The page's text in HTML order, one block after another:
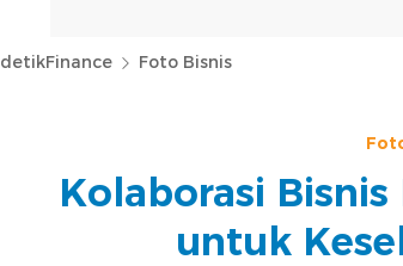
detikFinance Foto Bisnis
Kolaborasi
untuk